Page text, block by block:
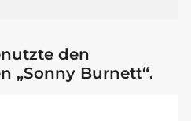
den
„Sonny Burnett“.